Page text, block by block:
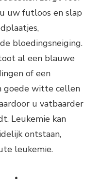
uw futloos en slap
bloedingsneiging.
al een blauwe
of een
goede witte cellen
u vatbaarder
Leukemie kan
ontstaan,
leukemie.